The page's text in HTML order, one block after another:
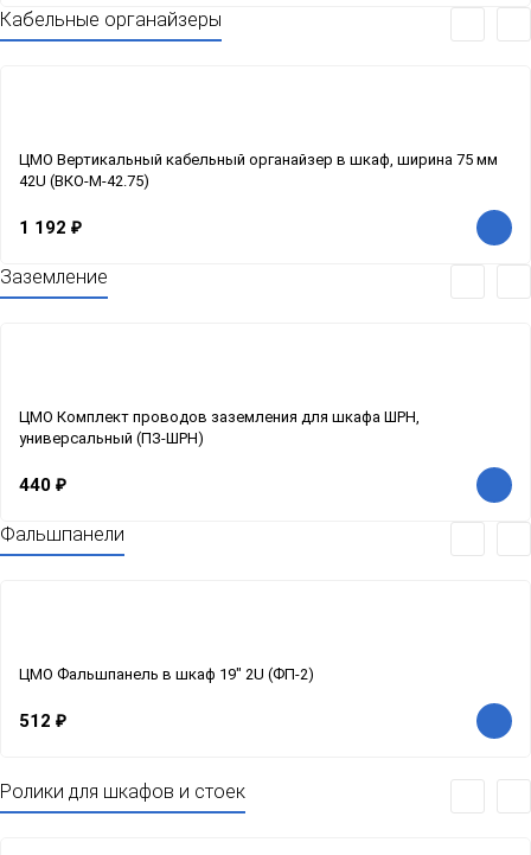
Кабельные органайзеры
ЦМО Вертикальный кабельный органайзер в шкаф, ширина 75 мм
42U (ВКО-М-42.75)
1 192 ₽
Заземление
ЦМО Комплект проводов заземления для шкафа ШРН,
универсальный (ПЗ-ШРН)
440 ₽
Фальшпанели
ЦМО Фальшпанель в шкаф 19" 2U (ФП-2)
512 ₽
Ролики для шкафов и стоек